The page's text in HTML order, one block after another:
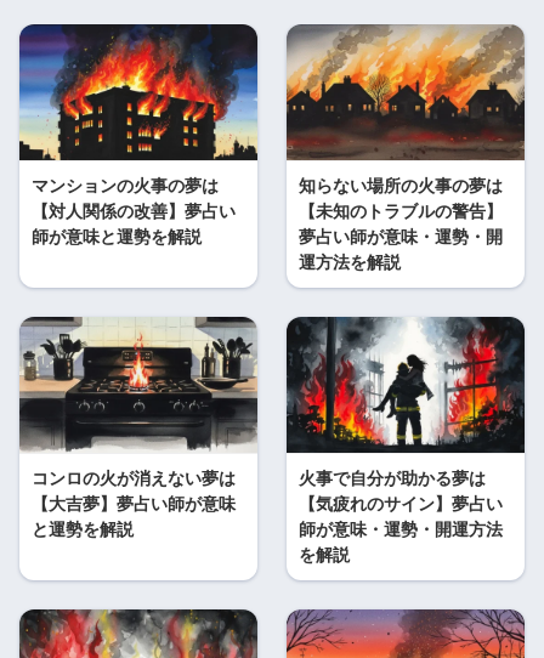
マンションの火事の夢は
【対人関係の改善】夢占い
師が意味と運勢を解説
知らない場所の火事の夢は
【未知のトラブルの警告】
夢占い師が意味・運勢・開
運方法を解説
コンロの火が消えない夢は
【大吉夢】夢占い師が意味
と運勢を解説
火事で自分が助かる夢は
【気疲れのサイン】夢占い
師が意味・運勢・開運方法
を解説